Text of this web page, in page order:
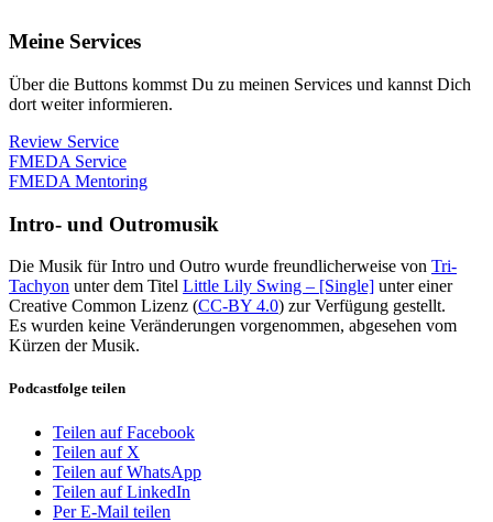
Meine Services
Über die Buttons kommst Du zu meinen Services und kannst Dich
dort weiter informieren.
Review Service
FMEDA Service
FMEDA Mentoring
Intro- und Outromusik
Die Musik für Intro und Outro wurde freundlicherweise von Tri-
Tachyon unter dem Titel Little Lily Swing – [Single] unter einer
Creative Common Lizenz (CC-BY 4.0) zur Verfügung gestellt.
Es wurden keine Veränderungen vorgenommen, abgesehen vom
Kürzen der Musik.
Podcastfolge teilen
Teilen auf Facebook
Teilen auf X
Teilen auf WhatsApp
Teilen auf LinkedIn
Per E-Mail teilen